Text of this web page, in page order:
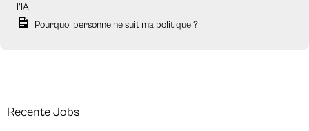
l’IA
Pourquoi personne ne suit ma politique ?
Recente Jobs